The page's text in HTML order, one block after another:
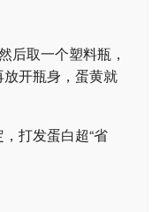
后取一个塑料瓶，
开瓶身，蛋黄就